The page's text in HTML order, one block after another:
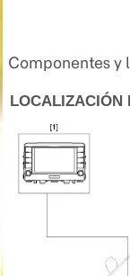
Componentes y
LOCALIZACIÓN